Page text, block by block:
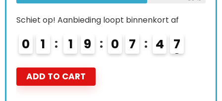
binnenkort af
7 6
€ 79.99
Already Sold: